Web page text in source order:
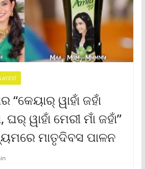
LATEST
“କେୟାର୍ ୱାହାଁ ଜହାଁ
ୱାହାଁ ମେରୀ ମାଁ ଜହାଁ”
ମାତୃଦିବସ ପାଳନ